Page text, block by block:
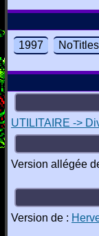
1997
UTILITAIRE ->
Version allégée
Version de :